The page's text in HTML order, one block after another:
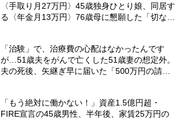
〈手取り月27万円〉45歳独身ひとり娘、同居す
る〈年金月13万円〉76歳母に懇願した「切ない
「治験」で、治療費の心配はなかったんです
が…51歳夫をがんで亡くした51歳妻の想定外。
夫の死後、矢継ぎ早に届いた「500万円の請求
「もう絶対に働かない！」資産1.5億円超・
FIRE宣言の45歳男性、半年後、家賃25万円の